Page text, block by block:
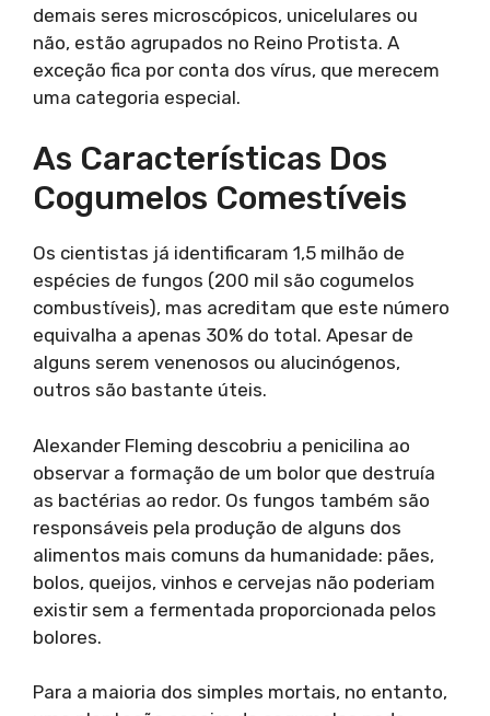
demais seres microscópicos, unicelulares ou
não, estão agrupados no Reino Protista. A
exceção fica por conta dos vírus, que merecem
uma categoria especial.
As Características Dos
Cogumelos Comestíveis
Os cientistas já identificaram 1,5 milhão de
espécies de fungos (200 mil são cogumelos
combustíveis), mas acreditam que este número
equivalha a apenas 30% do total. Apesar de
alguns serem venenosos ou alucinógenos,
outros são bastante úteis.
Alexander Fleming descobriu a penicilina ao
observar a formação de um bolor que destruía
as bactérias ao redor. Os fungos também são
responsáveis pela produção de alguns dos
alimentos mais comuns da humanidade: pães,
bolos, queijos, vinhos e cervejas não poderiam
existir sem a fermentada proporcionada pelos
bolores.
Para a maioria dos simples mortais, no entanto,